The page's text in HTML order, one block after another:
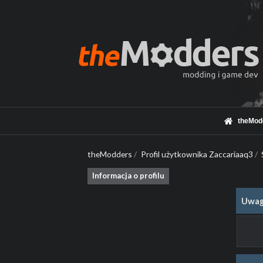
theModders / Profil użytkownika Zaccariaaq3 /
Informacja o profilu